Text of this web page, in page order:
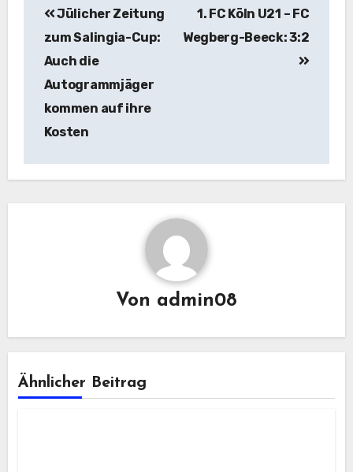
Jülicher Zeitung
zum Salingia-Cup:
Auch die
Autogrammjäger
kommen auf ihre
Kosten
1. FC Köln U21 – FC
Wegberg-Beeck: 3:2
Von admin08
Ähnlicher Beitrag